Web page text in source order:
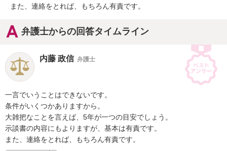
また、連絡をとれば、もちろん有責です。
弁護士からの回答タイムライン
内藤 政信 弁護士
一言でいうことはできないです。
条件がいくつかありますから。
大雑把なことを言えば、5年が一つの目安でしょう。
示談書の内容にもよりますが、基本は有責です。
また、連絡をとれば、もちろん有責です。